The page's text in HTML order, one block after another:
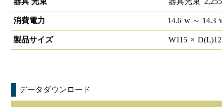
消費電力 14.6 w～ 14.3
製品サイズ W115 × D(L)
データダウンロード